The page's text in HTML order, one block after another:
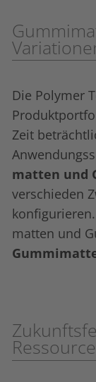
Die Polymer
Zeit
matten und
verschieden
matten und